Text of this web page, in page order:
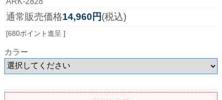
通常販売価格14,960円(税込)
[680ポイント進呈 ]
カラー